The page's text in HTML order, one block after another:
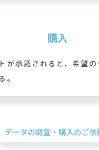
購入
が承認されると、希望の
。
データの調査・購入のご